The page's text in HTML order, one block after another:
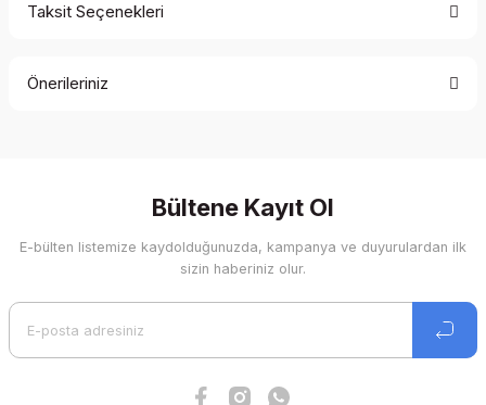
Taksit Seçenekleri
Önerileriniz
Görüş ve önerileriniz için teşekkür ederiz.
Ürün resmi kalitesiz, bozuk veya görüntülenemiyor.
Bültene Kayıt Ol
E-bülten listemize kaydolduğunuzda, kampanya ve duyurulardan ilk
sizin haberiniz olur.